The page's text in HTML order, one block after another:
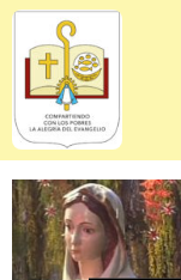
Skip
content